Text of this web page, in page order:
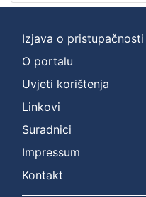
Izjava o pristupačnosti
O portalu
Uvjeti korištenja
Linkovi
Suradnici
Impressum
Kontakt